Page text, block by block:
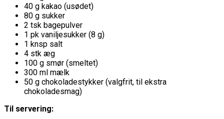
40 g kakao (usødet)
80 g sukker
2 tsk bagepulver
1 pk vaniljesukker (8 g)
1 knsp salt
4 stk æg
100 g smør (smeltet)
300 ml mælk
50 g chokoladestykker (valgfrit, til ekstra
chokoladesmag)
Til servering: